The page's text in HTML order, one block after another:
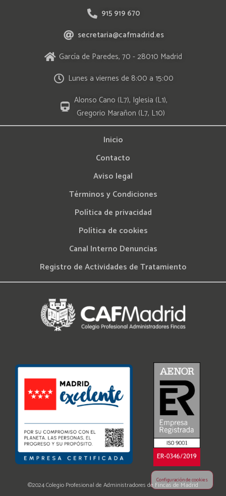
915 919 670
secretaria@cafmadrid.es
García de Paredes, 70 - 28010 Madrid
Lunes a viernes de 8:00 a 15:00
Alonso Cano (L7), Iglesia (L1),
Gregorio Marañon (L7, L10)
Inicio
Contacto
Aviso legal
Términos y Condiciones
Política de privacidad
Política de cookies
Canal Interno Denuncias
Registro de Actividades de Tratamiento
©2024 Colegio Profesional de Administradores de Fincas de Madrid
Configuración de cookies